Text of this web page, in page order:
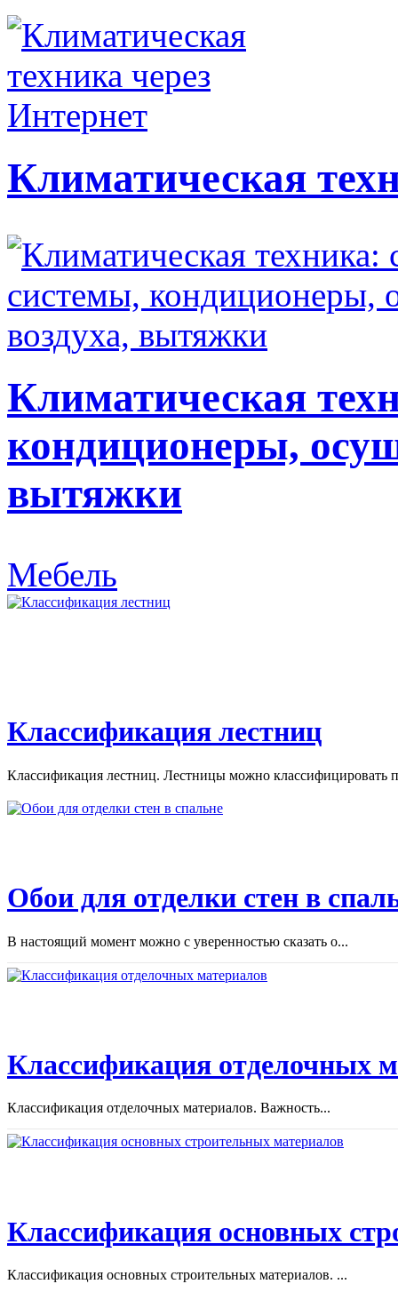
Климатическая
Климатическая
кондиционеры,
вытяжки
Мебель
Классификация лестниц
Классификация лестниц. Лестницы можно классифицировать
Обои для отделки стен в
В настоящий момент можно с уверенностью сказать о...
Классификация отделочных
Классификация отделочных материалов. Важность...
Классификация основных
Классификация основных строительных материалов. ...